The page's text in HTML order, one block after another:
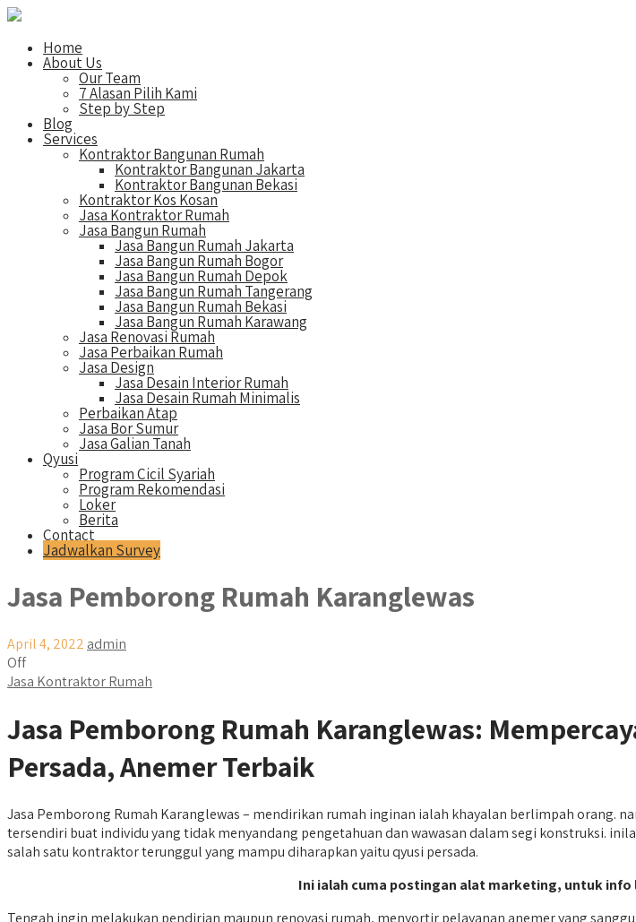
Home
About Us
Our Team
7 Alasan Pilih Kami
Step by Step
Blog
Services
Kontraktor Bangunan Rumah
Kontraktor Bangunan Jakarta
Kontraktor Bangunan Bekasi
Kontraktor Kos Kosan
Jasa Kontraktor Rumah
Jasa Bangun Rumah
Jasa Bangun Rumah Jakarta
Jasa Bangun Rumah Bogor
Jasa Bangun Rumah Depok
Jasa Bangun Rumah Tangerang
Jasa Bangun Rumah Bekasi
Jasa Bangun Rumah Karawang
Jasa Renovasi Rumah
Jasa Perbaikan Rumah
Jasa Design
Jasa Desain Interior Rumah
Jasa Desain Rumah Minimalis
Perbaikan Atap
Jasa Bor Sumur
Jasa Galian Tanah
Qyusi
Program Cicil Syariah
Program Rekomendasi
Loker
Berita
Contact
Jadwalkan Survey
Jasa Pemborong Rumah Karanglewas
April 4, 2022 admin
Off
Jasa Kontraktor Rumah
Jasa Pemborong Rumah Karanglewas:
Persada, Anemer Terbaik
Jasa Pemborong Rumah Karanglewas – mendirikan rumah inginan ialah khayalan berlimpah orang.
tersendiri buat individu yang tidak menyandang pengetahuan dan wawasan dalam segi konstruksi.
salah satu kontraktor terunggul yang mampu diharapkan yaitu qyusi persada.
Ini ialah cuma postingan alat marketing, untuk info
Tengah ingin melakukan pendirian maupun renovasi rumah, menyortir pelayanan anemer yang